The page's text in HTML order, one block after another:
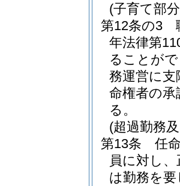
(子育て部
第12条の3
年法律第
ることが
務運営に
命権者の
る。
(超過勤務
第13条
任
員に対し
は勤務を